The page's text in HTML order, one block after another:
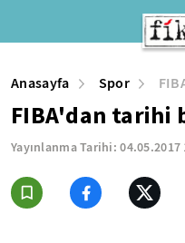
Anasayfa Spor
FIBA'dan tarihi
Yayınlanma Tarihi:04.05.2017